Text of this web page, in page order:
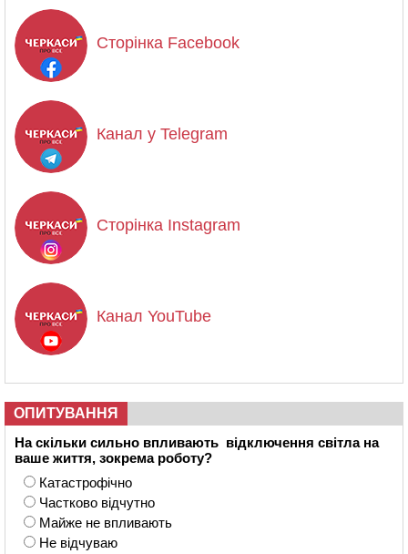
Сторінка Facebook
Канал у Telegram
Сторінка Instagram
Канал YouTube
ОПИТУВАННЯ
На скільки сильно впливають відключення світла на
ваше життя, зокрема роботу?
Катастрофічно
Частково відчутно
Майже не впливають
Не відчуваю